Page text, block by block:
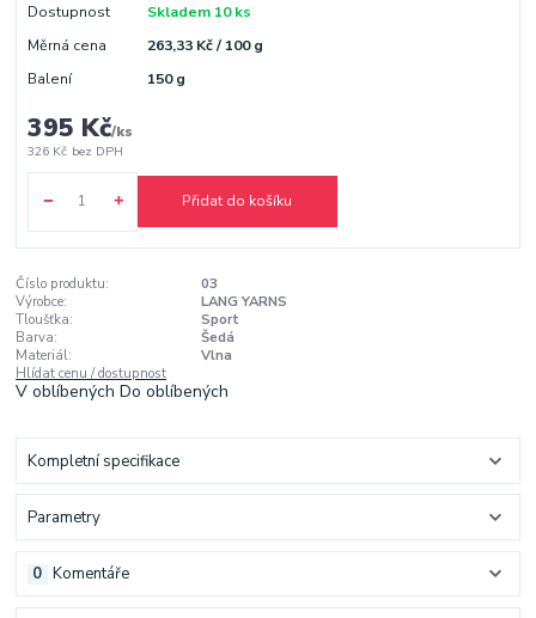
Dostupnost
Skladem 10 ks
Měrná cena
263,33 Kč / 100 g
Balení
150 g
395 Kč/ks
326 Kč bez DPH
Přidat do košíku
Číslo produktu:
03
Výrobce:
LANG YARNS
Tloušťka:
Sport
Barva:
Šedá
Materiál:
Vlna
Hlídat cenu / dostupnost
V oblíbenýchDo oblíbených
Kompletní specifikace
Parametry
Komentáře
0